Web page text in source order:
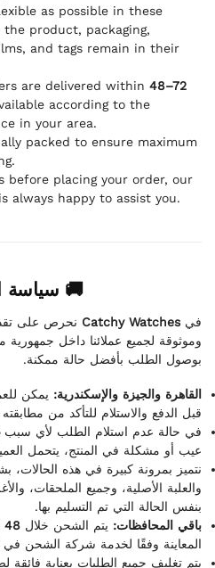
as possible in these
product, packaging,
and tags remain in their
are delivered within 48–72
according to the
in your area.
packed to ensure maximum
before placing your order, our
always happy to assist you.
🚚 سياسة
فيCatchy Watches نحرص على
وموثوقة لجميع عملائنا داخل جمهورية
بوصول الطلب بأفضل حالة ممكنة.
القاهرة والجيزة والإسكندرية: يمكن
قبل الدفع والاستلام للتأكد من
في حالة عدم استلام الطلب لأي سبب
عيب أو مشكلة في المنتج، يتحمل
نتميز بمرونة كبيرة في هذه الحالات،
والعلبة الأصلية، وجميع الملحقات،
بنفس الحالة التي تم التسليم بها.
باقي المحافظات: يتم الشحن خلال 48 إلى 72 ساعة
المعاينة وفقًا لخدمة شركة الشحن
يتم تغليف جميع الطلبات بعناية فائقة